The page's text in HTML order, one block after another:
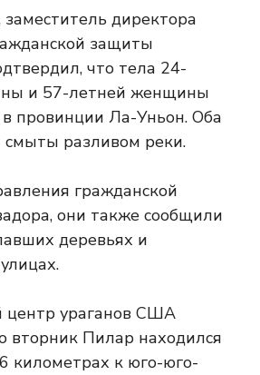
директора
защиты
что тела 24-
и 57-летней женщины
провинции Ла-Уньон. Оба
смыты разливом реки.
гражданской
они также сообщили
деревьях и
центр ураганов США
вторник Пилар находился
километрах к юго-юго-